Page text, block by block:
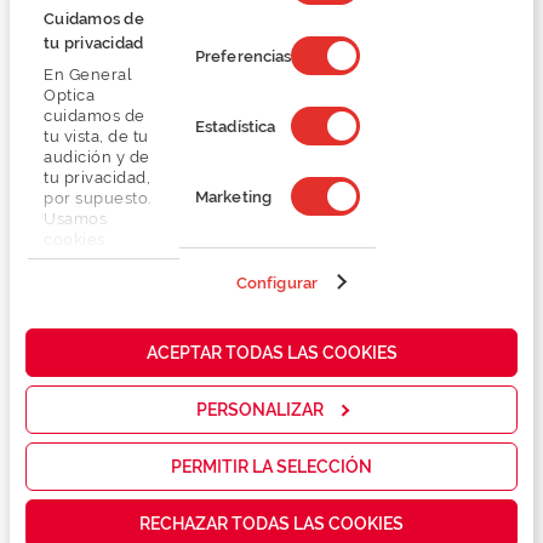
Cuidamos de
tu privacidad
En General
Optica
cuidamos de
tu vista, de tu
audición y de
tu privacidad,
por supuesto.
Usamos
propias y de
cómo mejorar
servicios y
las
que realmente
Preferencias
Estadística
Marketing
Configurar
ACEPTAR TODAS LAS COOKIES
PERSONALIZAR
PERMITIR LA SELECCIÓN
RECHAZAR TODAS LAS COOKIES
Police SPLE01
Police BEYOND LITE 6
122,00 €